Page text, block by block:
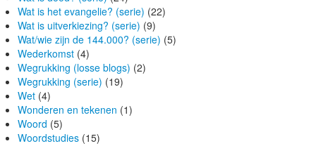
Wat is het evangelie? (serie) (22)
Wat is uitverkiezing? (serie) (9)
Wat/wie zijn de 144.000? (serie) (5)
Wederkomst (4)
Wegrukking (losse blogs) (2)
Wegrukking (serie) (19)
Wet (4)
Wonderen en tekenen (1)
Woord (5)
Woordstudies (15)